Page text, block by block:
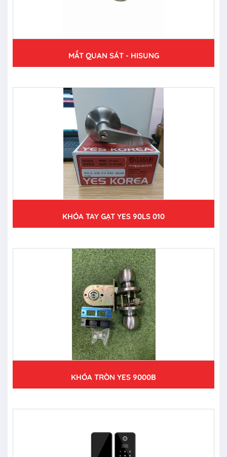
MẮT QUAN SÁT - HISUNG
KHÓA TAY GẠT YES 90LS 010
KHÓA TRÒN YES 9000B